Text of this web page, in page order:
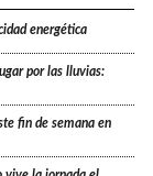
energética
por las lluvias:
fin de semana en